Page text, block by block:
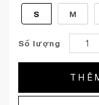
S M
Số lượng